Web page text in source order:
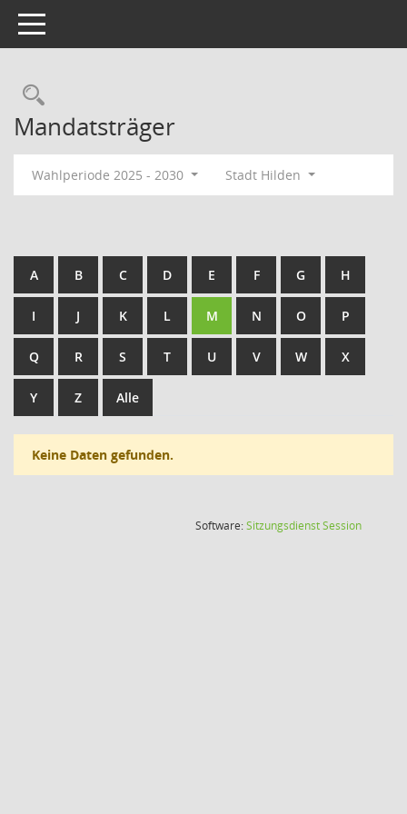
Toggle navigation
Rechercheauswahl
Mandatsträger
Wahlperiode 2025 - 2030 Stadt Hilden
A B C D E F G H
I J K L M N O P
Q R S T U V W X
Y Z Alle
Keine Daten gefunden.
Software:SitzungsdienstSession(Wird in